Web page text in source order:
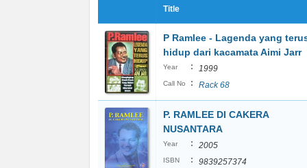
Title
P Ramlee - Lagenda yang
hidup dari kacamata Aimi Jarr
Year : 1999
Call No : Rack 68
P. RAMLEE DI CAKERA
NUSANTARA
Year : 2005
ISBN : 9839257374